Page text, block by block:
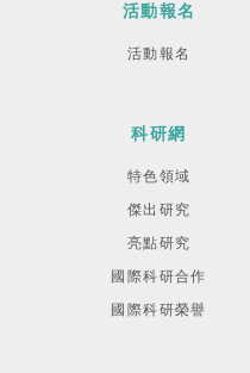
活動報名
活動報名
科研網
特色領域
傑出研究
亮點研究
國際科研合作
國際科研榮譽